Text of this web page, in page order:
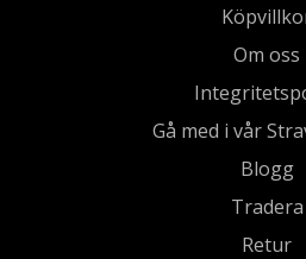
Om oss
Gå med i vår
Blogg
Tradera
Retur